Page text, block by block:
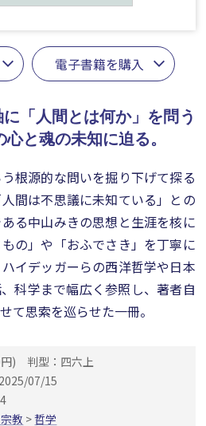
電子書籍を購入
「人間とは何か」を問う
心と魂の未知に迫る。
根源的な問いを掘り下げて探る
間は不思議に未知ている」との
る中山みきの思想と生涯を核に
の」や「おふでさき」を丁寧に
イデッガーらの西洋哲学や日本
科学まで幅広く参照し、著者自
て思索を巡らせた一冊。
)
判型：四六上
07/15
教 >哲学